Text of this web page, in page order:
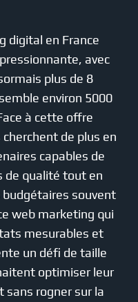
digital en France
avec
plus de 8
environ 5000
à cette offre
de plus en
capables de
de qualité tout en
souvent
web marketing qui
mesurables et
un défi de taille
optimiser leur
sans rogner sur la